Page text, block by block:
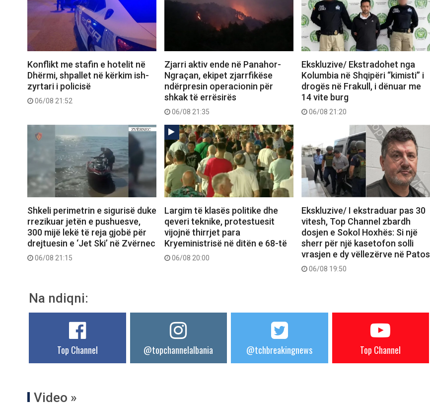
Konflikt me stafin e hotelit në
Dhërmi, shpallet në kërkim ish-
zyrtari i policisë
06/08 21:52
Zjarri aktiv ende në Panahor-
Ngraçan, ekipet zjarrfikëse
ndërpresin operacionin për
shkak të errësirës
06/08 21:35
Ekskluzive/ Ekstradohet nga
Kolumbia në Shqipëri “kimisti” i
drogës në Frakull, i dënuar me
14 vite burg
06/08 21:20
Shkeli perimetrin e sigurisë duke
rrezikuar jetën e pushuesve,
300 mijë lekë të reja gjobë për
drejtuesin e ‘Jet Ski’ në Zvërnec
06/08 21:15
Largim të klasës politike dhe
qeveri teknike, protestuesit
vijojnë thirrjet para
Kryeministrisë në ditën e 68-të
06/08 20:00
Ekskluzive/ I ekstraduar pas 30
vitesh, Top Channel zbardh
dosjen e Sokol Hoxhës: Si një
sherr për një kasetofon solli
vrasjen e dy vëllezërve në Patos
06/08 19:50
Na ndiqni:
Top Channel @topchannelalbania @tchbreakingnews Top Channel
Video »